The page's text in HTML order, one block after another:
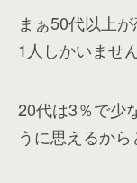
まぁ50代以上
1人しかいませ
20代は3％で少
うに思えるから